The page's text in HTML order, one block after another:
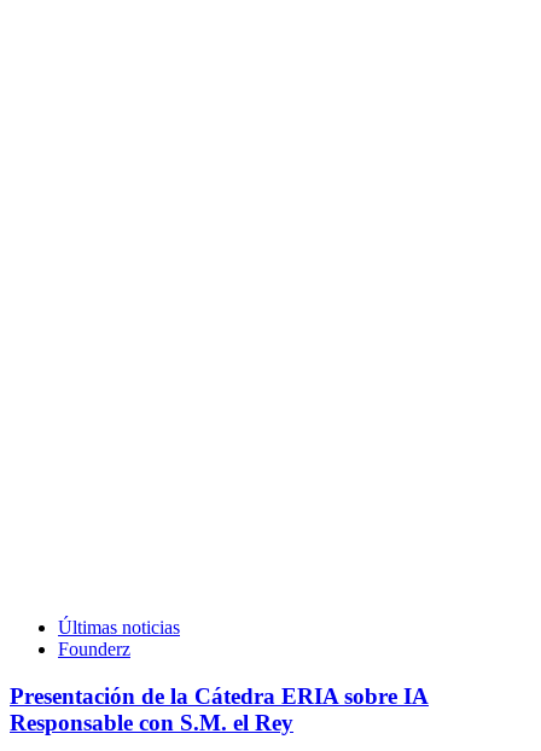
Últimas noticias
Founderz
Presentación de la Cátedra ERIA sobre IA
Responsable con S.M. el Rey